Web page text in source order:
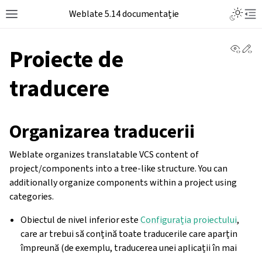
Weblate 5.14 documentație
Proiecte de
traducere
Organizarea traducerii
Weblate organizes translatable VCS content of
project/components into a tree-like structure. You can
additionally organize components within a project using
categories.
Obiectul de nivel inferior esteConfigurația proiectului,
care ar trebui să conțină toate traducerile care aparțin
împreună (de exemplu, traducerea unei aplicații în mai